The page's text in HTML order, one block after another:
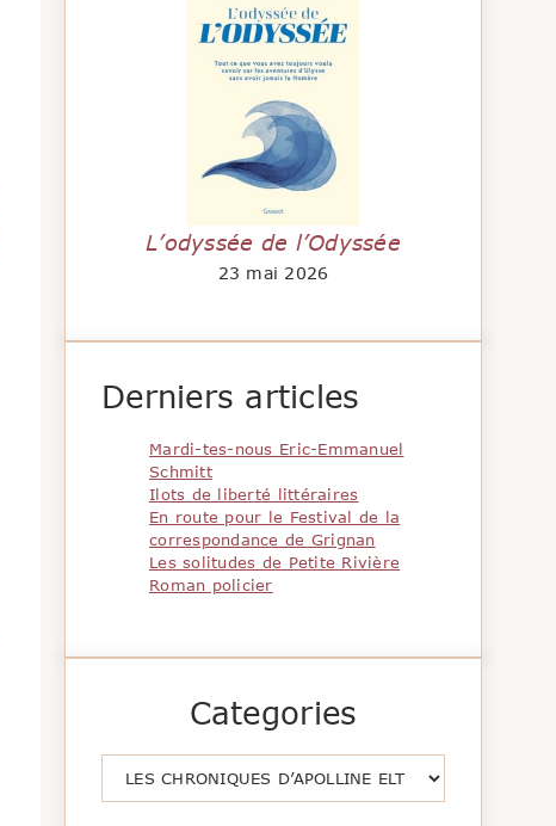
L’odyssée de l’Odyssée
23 mai 2026
Derniers articles
Mardi-tes-nous Eric-Emmanuel
Schmitt
Ilots de liberté littéraires
En route pour le Festival de la
correspondance de Grignan
Les solitudes de Petite Rivière
Roman policier
Categories